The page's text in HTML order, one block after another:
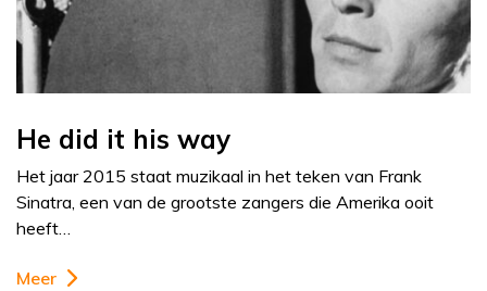
He did it his way
Het jaar 2015 staat muzikaal in het teken van Frank
Sinatra, een van de grootste zangers die Amerika ooit
heeft…
Meer